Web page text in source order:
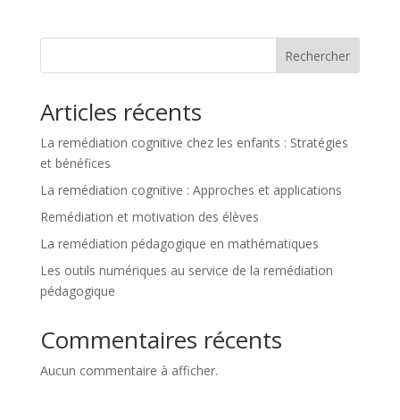
Rechercher
Articles récents
La remédiation cognitive chez les enfants : Stratégies
et bénéfices
La remédiation cognitive : Approches et applications
Remédiation et motivation des élèves
La remédiation pédagogique en mathématiques
Les outils numériques au service de la remédiation
pédagogique
Commentaires récents
Aucun commentaire à afficher.